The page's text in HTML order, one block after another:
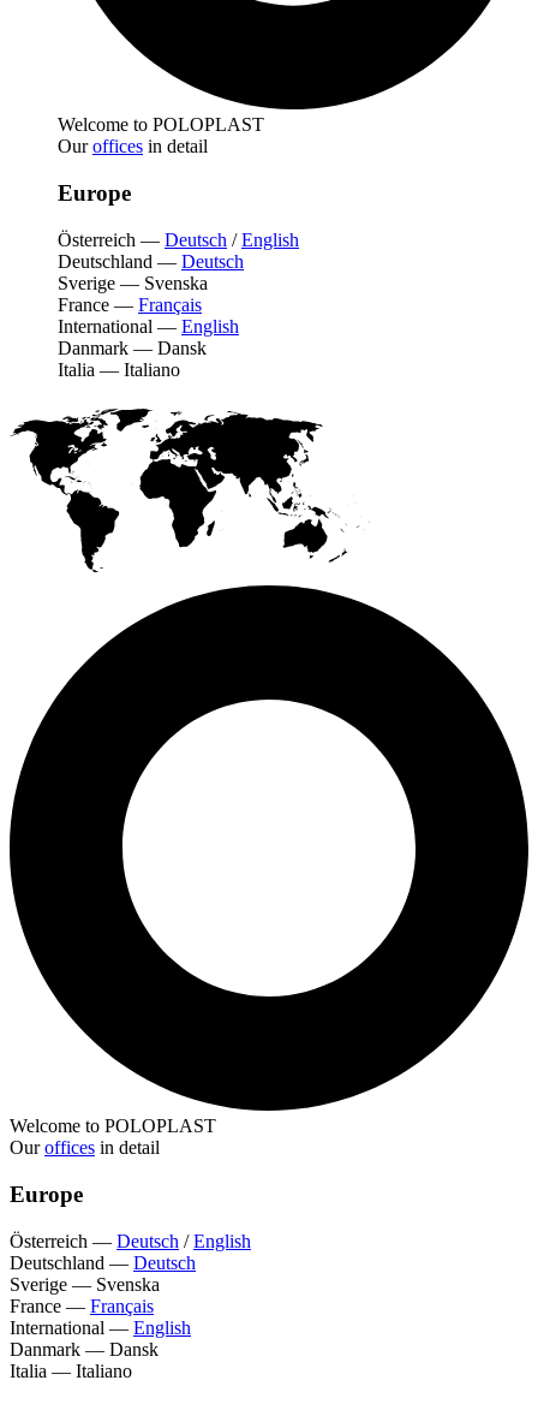
Welcome to POLOPLAST
Ouroffices in detail
Europe
Österreich — Deutsch /English
Deutschland — Deutsch
Sverige — Svenska
France — Français
International — English
Danmark — Dansk
Italia — Italiano
Welcome to POLOPLAST
Ouroffices in detail
Europe
Österreich — Deutsch /English
Deutschland — Deutsch
Sverige — Svenska
France — Français
International — English
Danmark — Dansk
Italia — Italiano